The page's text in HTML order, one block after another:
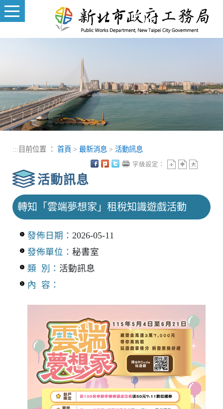
進入內容區塊
::: 目前位置 ： 首頁 > 最新消息 > 活動訊息
活動訊息
字級設定：
轉知「雲端夢想家」租稅知識遊戲活動
發佈日期： 2026-05-11
發佈單位： 秘書室
類 別： 活動訊息
內 容：